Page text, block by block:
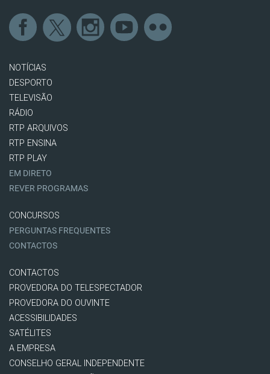
NOTÍCIAS
DESPORTO
TELEVISÃO
RÁDIO
RTP ARQUIVOS
RTP ENSINA
RTP PLAY
EM DIRETO
REVER PROGRAMAS
CONCURSOS
PERGUNTAS FREQUENTES
CONTACTOS
CONTACTOS
PROVEDORA DO TELESPECTADOR
PROVEDORA DO OUVINTE
ACESSIBILIDADES
SATÉLITES
A EMPRESA
CONSELHO GERAL INDEPENDENTE